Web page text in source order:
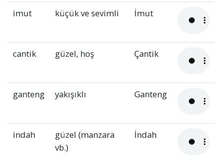
imut küçük ve sevimli İmut
cantik güzel, hoş Çantik
ganteng yakışıklı Ganteng
indah
güzel (manzara
vb.)
İndah